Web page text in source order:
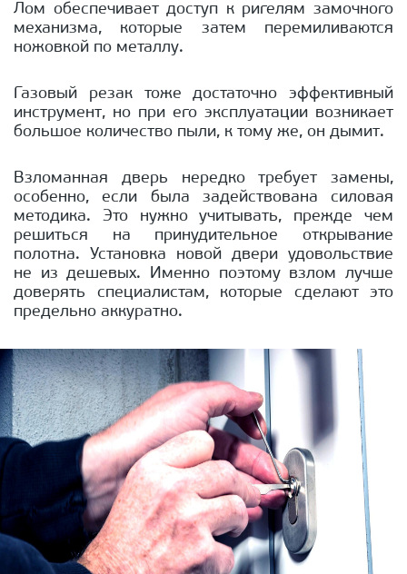
Лом обеспечивает доступ к ригелям замочного
механизма, которые затем перемиливаются
ножовкой по металлу.
Газовый резак тоже достаточно эффективный
инструмент, но при его эксплуатации возникает
большое количество пыли, к тому же, он дымит.
Взломанная дверь нередко требует замены,
особенно, если была задействована силовая
методика. Это нужно учитывать, прежде чем
решиться на принудительное открывание
полотна. Установка новой двери удовольствие
не из дешевых. Именно поэтому взлом лучше
доверять специалистам, которые сделают это
предельно аккуратно.